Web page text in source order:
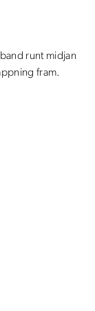
runt midjan
fram.